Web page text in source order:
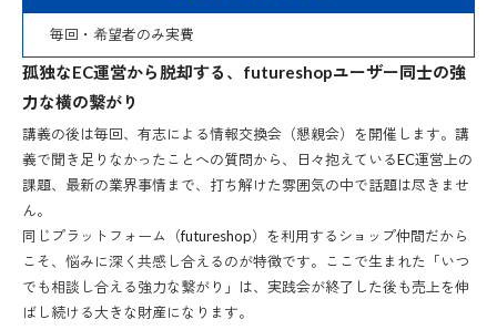
毎回・希望者のみ実費
孤独なEC運営から脱却する、futureshopユーザー同士の強
力な横の繋がり
講義の後は毎回、有志による情報交換会（懇親会）を開催します。講
義で聞き足りなかったことへの質問から、日々抱えているEC運営上の
課題、最新の業界事情まで、打ち解けた雰囲気の中で話題は尽きませ
ん。
同じプラットフォーム（futureshop）を利用するショップ仲間だから
こそ、悩みに深く共感し合えるのが特徴です。ここで生まれた「いつ
でも相談し合える強力な繋がり」は、実践会が終了した後も売上を伸
ばし続ける大きな財産になります。